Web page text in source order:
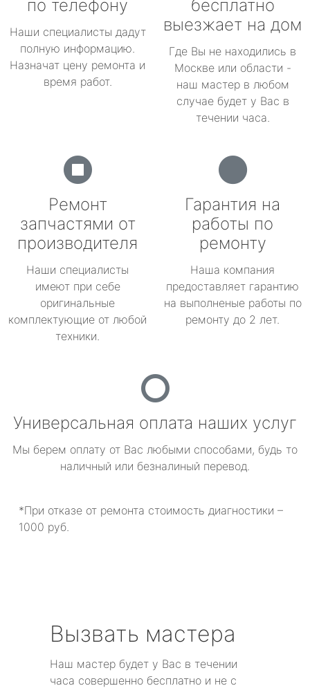
по телефону
Наши специалисты дадут
полную информацию.
Назначат цену ремонта и
время работ.
бесплатно
выезжает на дом
Где Вы не находились в
Москве или области -
наш мастер в любом
случае будет у Вас в
течении часа.
Ремонт
запчастями от
производителя
Наши специалисты
имеют при себе
оригинальные
комплектующие от любой
техники.
Гарантия на
работы по
ремонту
Наша компания
предоставляет гарантию
на выполненые работы по
ремонту до 2 лет.
Универсальная оплата наших услуг
Мы берем оплату от Вас любыми способами, будь то
наличный или безналиный перевод.
*При отказе от ремонта стоимость диагностики –
1000 руб.
Вызвать мастера
Наш мастер будет у Вас в течении
часа совершенно бесплатно и не с